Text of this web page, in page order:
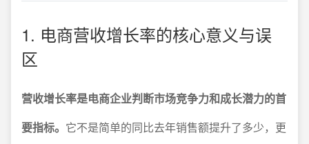
1. 电商营收增长率的核心意义与误
区
营收增长率是电商企业判断市场竞争力和成长潜力的首
要指标。 它不是简单的同比去年销售额提升了多少，更